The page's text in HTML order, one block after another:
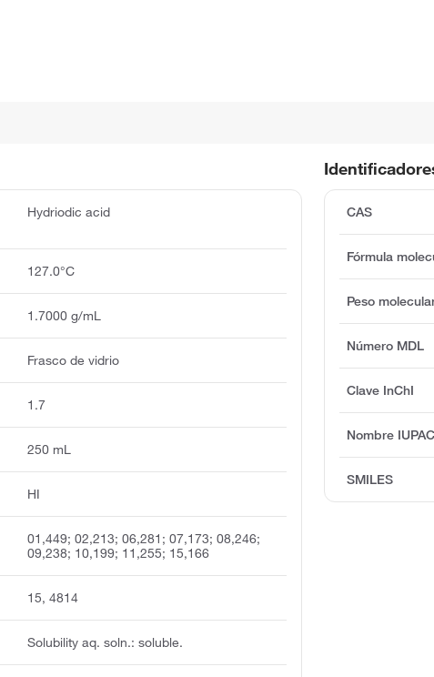
CAS
Fórmula
Peso
Número MDL
Clave InChI
Nombre IUPAC
SMILES
Hydriodic acid
127.0°C
1.7000 g/mL
Frasco de vidrio
1.7
250 mL
HI
01,449; 02,213; 06,281; 07,173; 08,246;
09,238; 10,199; 11,255; 15,166
15, 4814
Solubility aq. soln.: soluble.